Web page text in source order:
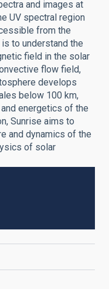
and images at
UV spectral region
from the
to understand the
field in the solar
flow field,
develops
below 100 km,
energetics of the
Sunrise aims to
and dynamics of the
of solar